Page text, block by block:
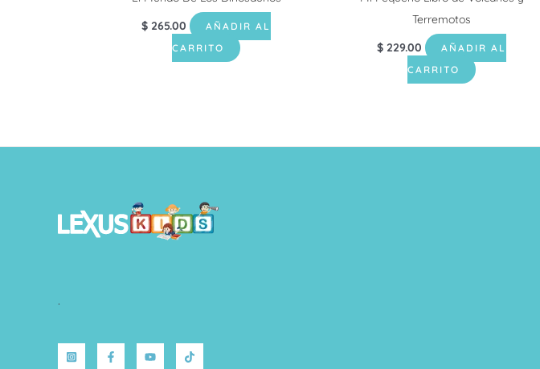
$ 265.00
AÑADIR AL
CARRITO
Terremotos
$ 229.00
AÑADIR AL
CARRITO
.